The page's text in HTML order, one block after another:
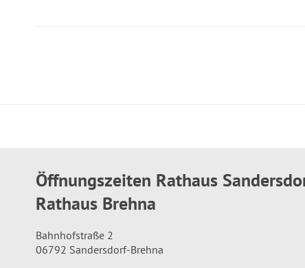
Öffnungszeiten Rathaus
Rathaus Brehna
Bahnhofstraße 2
06792 Sandersdorf-Brehna